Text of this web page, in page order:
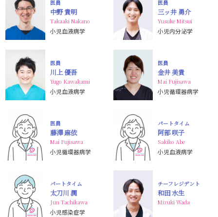
医員
中野 貴明
Takaaki Nakano
小児血液病学
医員
三ッ井 勇介
Yusuke Mitsui
小児内分泌学
医員
川上 優吾
Yugo Kawakami
小児血液病学
医員
金井 美貴
Mai Fujisawa
小児循環器病学
医員
藤澤 麻依
Mai Fujisawa
小児循環器病学
パートタイム
阿部 咲子
Sakiko Abe
小児血液病学
パートタイム
太刀川 潤
Jun Tachikawa
小児感染症学
チーフレジデント
和田 水生
Mizuki Wada